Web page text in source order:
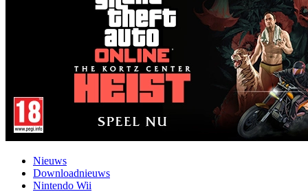
Nieuws
Downloadnieuws
Nintendo Wii